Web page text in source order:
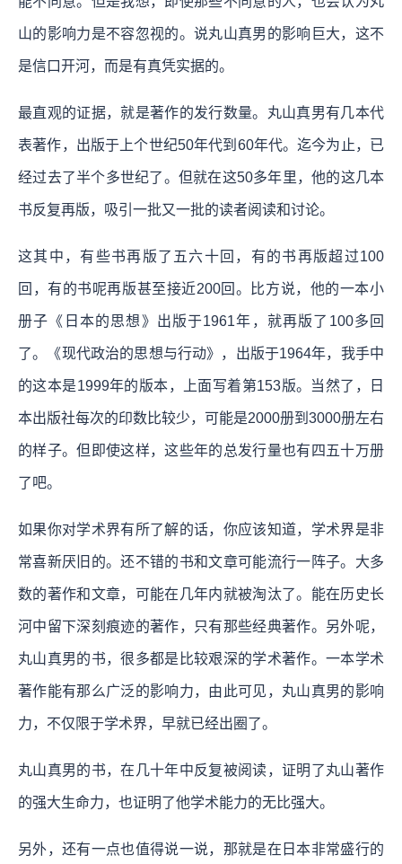
山的影响力是不容忽视的。说丸山真男的影响巨大，这不
是信口开河，而是有真凭实据的。
最直观的证据，就是著作的发行数量。丸山真男有几本代
表著作，出版于上个世纪50年代到60年代。迄今为止，已
经过去了半个多世纪了。但就在这50多年里，他的这几本
书反复再版，吸引一批又一批的读者阅读和讨论。
这其中，有些书再版了五六十回，有的书再版超过100
回，有的书呢再版甚至接近200回。比方说，他的一本小
册子《日本的思想》出版于1961年，就再版了100多回
了。《现代政治的思想与行动》，出版于1964年，我手中
的这本是1999年的版本，上面写着第153版。当然了，日
本出版社每次的印数比较少，可能是2000册到3000册左右
的样子。但即使这样，这些年的总发行量也有四五十万册
了吧。
如果你对学术界有所了解的话，你应该知道，学术界是非
常喜新厌旧的。还不错的书和文章可能流行一阵子。大多
数的著作和文章，可能在几年内就被淘汰了。能在历史长
河中留下深刻痕迹的著作，只有那些经典著作。另外呢，
丸山真男的书，很多都是比较艰深的学术著作。一本学术
著作能有那么广泛的影响力，由此可见，丸山真男的影响
力，不仅限于学术界，早就已经出圈了。
丸山真男的书，在几十年中反复被阅读，证明了丸山著作
的强大生命力，也证明了他学术能力的无比强大。
另外，还有一点也值得说一说，那就是在日本非常盛行的